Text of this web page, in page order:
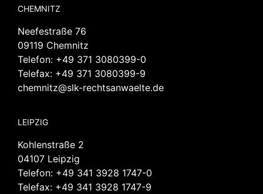
CHEMNITZ
Neefestraße 76
09119 Chemnitz
Telefon: +49 371 3080399-0
Telefax: +49 371 3080399-9
chemnitz@slk-rechtsanwaelte.de
LEIPZIG
Kohlenstraße 2
04107 Leipzig
Telefon: +49 341 3928 1747-0
Telefax: +49 341 3928 1747-9